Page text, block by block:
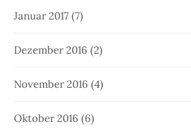
Januar 2017 (7)
Dezember 2016 (2)
November 2016 (4)
Oktober 2016 (6)